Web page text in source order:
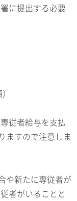
に提出する必要
従者給与を支払
ますので注意しま
や新たに専従者が
者がいることと